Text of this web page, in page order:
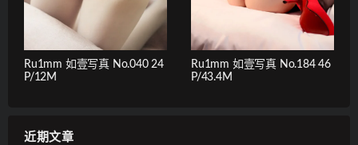
Ru1mm 如壹写真 No.040 24
P/12M
Ru1mm 如壹写真 No.184 46
P/43.4M
近期文章